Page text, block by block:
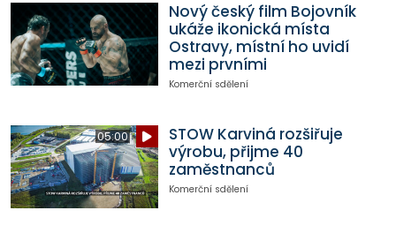
Nový český film Bojovník
ukáže ikonická místa
Ostravy, místní ho uvidí
mezi prvními
Komerční sdělení
05:00
STOW Karviná rozšiřuje
výrobu, přijme 40
zaměstnanců
Komerční sdělení